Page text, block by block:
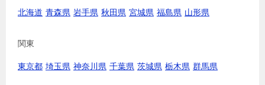
北海道 青森県 岩手県 秋田県 宮城県 福島県 山形県
関東
東京都 埼玉県 神奈川県 千葉県 茨城県 栃木県 群馬県